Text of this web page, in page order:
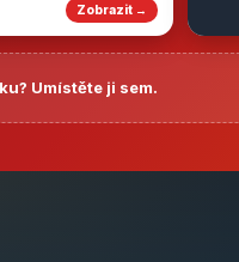
Zobrazit →
Umístěte ji sem.